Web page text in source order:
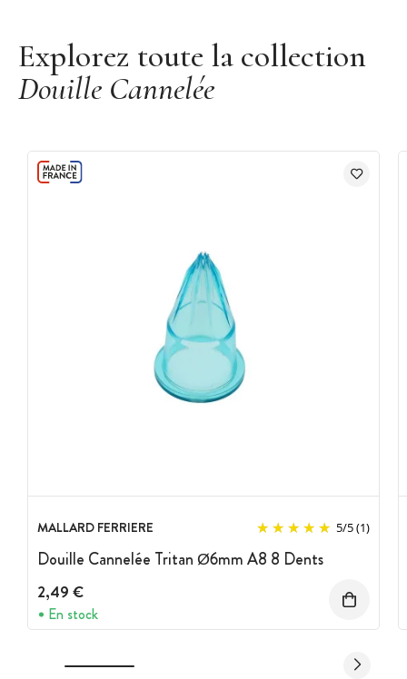
Explorez toute la collection
Douille Cannelée
MALLARD FERRIERE 5/5(1)
Douille Cannelée Tritan Ø6mm A8 8 Dents
2,49 €
En stock